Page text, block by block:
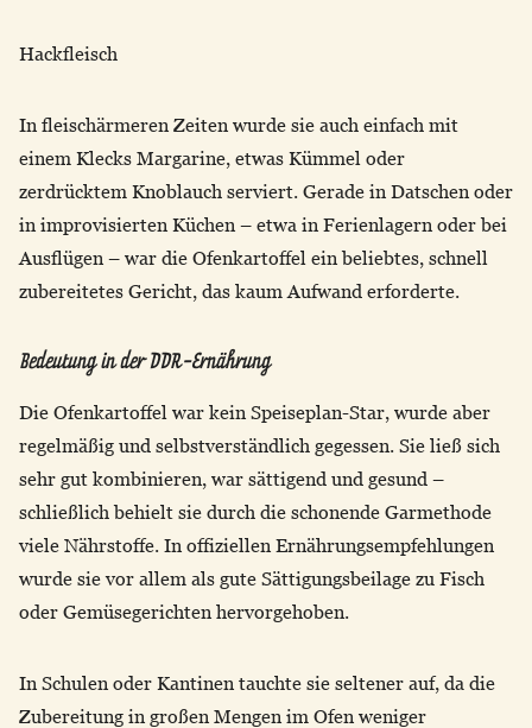
Hackfleisch
In fleischärmeren Zeiten wurde sie auch einfach mit
einem Klecks Margarine, etwas Kümmel oder
zerdrücktem Knoblauch serviert. Gerade in Datschen oder
in improvisierten Küchen – etwa in Ferienlagern oder bei
Ausflügen – war die Ofenkartoffel ein beliebtes, schnell
zubereitetes Gericht, das kaum Aufwand erforderte.
Bedeutung in der DDR-Ernährung
Die Ofenkartoffel war kein Speiseplan-Star, wurde aber
regelmäßig und selbstverständlich gegessen. Sie ließ sich
sehr gut kombinieren, war sättigend und gesund –
schließlich behielt sie durch die schonende Garmethode
viele Nährstoffe. In offiziellen Ernährungsempfehlungen
wurde sie vor allem als gute Sättigungsbeilage zu Fisch
oder Gemüsegerichten hervorgehoben.
In Schulen oder Kantinen tauchte sie seltener auf, da die
Zubereitung in großen Mengen im Ofen weniger